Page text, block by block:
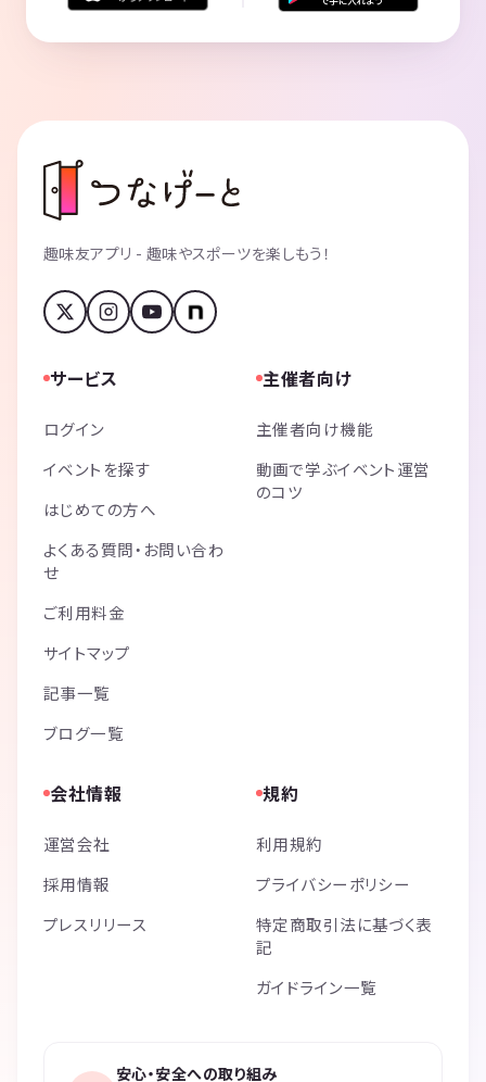
趣味友アプリ - 趣味やスポーツを楽しもう！
サービス
ログイン
イベントを探す
はじめての方へ
よくある質問・お問い合わ
せ
ご利用料金
サイトマップ
記事一覧
ブログ一覧
主催者向け
主催者向け機能
動画で学ぶイベント運営
のコツ
会社情報
運営会社
採用情報
プレスリリース
規約
利用規約
プライバシーポリシー
特定商取引法に基づく表
記
ガイドライン一覧
安心・安全への取り組み